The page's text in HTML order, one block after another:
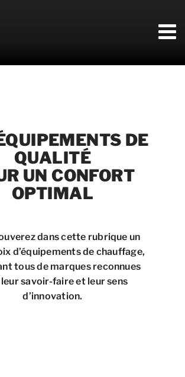
DE
QUALITÉ
UN CONFORT
OPTIMAL
dans cette rubrique un
d’équipements de chauffage,
tous de marques reconnues
savoir-faire et leur sens
d’innovation.